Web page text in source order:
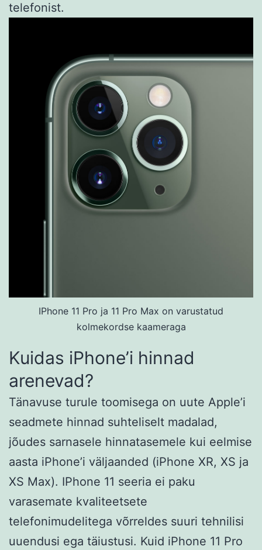
telefonist.
IPhone 11 Pro ja 11 Pro Max on varustatud
kolmekordse kaameraga
Kuidas iPhone’i hinnad
arenevad?
Tänavuse turule toomisega on uute Apple’i
seadmete hinnad suhteliselt madalad,
jõudes sarnasele hinnatasemele kui eelmise
aasta iPhone’i väljaanded (iPhone XR, XS ja
XS Max). IPhone 11 seeria ei paku
varasemate kvaliteetsete
telefonimudelitega võrreldes suuri tehnilisi
uuendusi ega täiustusi. Kuid iPhone 11 Pro